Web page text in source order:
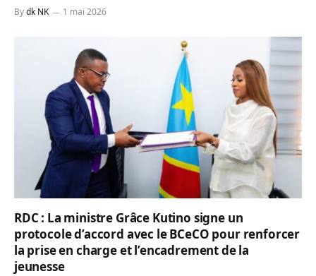
Bydk NK 1 mai 2026
RDC : La ministre Grâce Kutino signe un
protocole d’accord avec le BCeCO pour renforcer
la prise en charge et l’encadrement de la
jeunesse